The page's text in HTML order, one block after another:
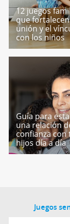
12 juegos
que
unión y el
con los niños
Guía para
una relación
confianza con
hijos día a día
Juegos